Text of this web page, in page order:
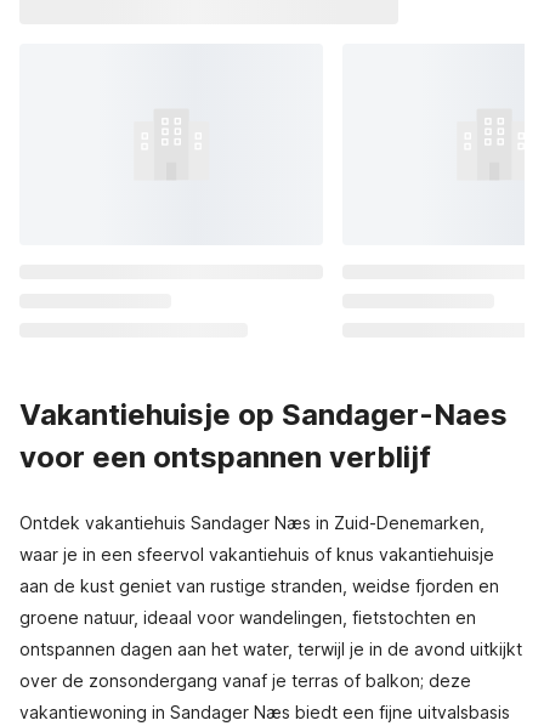
Vakantiehuisje op Sandager-Naes
voor een ontspannen verblijf
Ontdek vakantiehuis Sandager Næs in Zuid-Denemarken,
waar je in een sfeervol vakantiehuis of knus vakantiehuisje
aan de kust geniet van rustige stranden, weidse fjorden en
groene natuur, ideaal voor wandelingen, fietstochten en
ontspannen dagen aan het water, terwijl je in de avond uitkijkt
over de zonsondergang vanaf je terras of balkon; deze
vakantiewoning in Sandager Næs biedt een fijne uitvalsbasis